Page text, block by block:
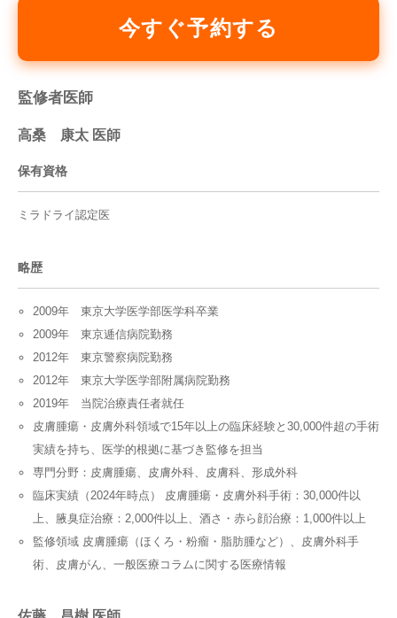
今すぐ予約する
監修者医師
高桑 康太 医師
保有資格
ミラドライ認定医
略歴
2009年 東京大学医学部医学科卒業
2009年 東京逓信病院勤務
2012年 東京警察病院勤務
2012年 東京大学医学部附属病院勤務
2019年 当院治療責任者就任
皮膚腫瘍・皮膚外科領域で15年以上の臨床経験と30,000件超の手術
実績を持ち、医学的根拠に基づき監修を担当
専門分野：皮膚腫瘍、皮膚外科、皮膚科、形成外科
臨床実績（2024年時点） 皮膚腫瘍・皮膚外科手術：30,000件以
上、腋臭症治療：2,000件以上、酒さ・赤ら顔治療：1,000件以上
監修領域 皮膚腫瘍（ほくろ・粉瘤・脂肪腫など）、皮膚外科手
術、皮膚がん、一般医療コラムに関する医療情報